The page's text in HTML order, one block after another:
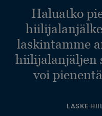
Haluatko
laskintamme
hiilijalanjäljen
voi
LASKE